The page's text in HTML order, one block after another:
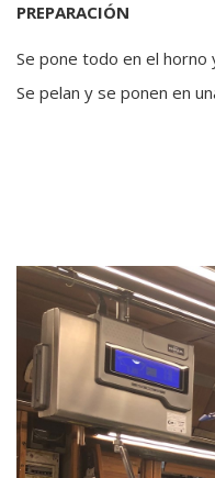
PREPARACIÓN
Se pone todo en el horno
Se pelan y se ponen en